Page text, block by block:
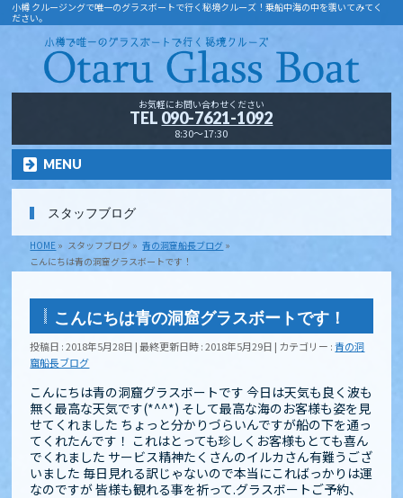
小樽 クルージングで唯一のグラスボートで行く秘境クルーズ！乗船中海の中を覗いてみてく
ださい。
お気軽にお問い合わせください
TEL 090-7621-1092
8:30～17:30
MENU
スタッフブログ
HOME » スタッフブログ » 青の洞窟船長ブログ »
こんにちは青の洞窟グラスボートです！
こんにちは青の洞窟グラスボートです！
投稿日 : 2018年5月28日 最終更新日時 : 2018年5月29日 カテゴリー :青の洞
窟船長ブログ
こんにちは青の洞窟グラスボートです 今日は天気も良く波も
無く最高な天気です(*^^*) そして最高な海のお客様も姿を見
せてくれました️️ ちょっと分かりづらいんですが船の下を通っ
てくれたんです！ これはとっても珍しくお客様もとても喜ん
でくれました サービス精神たくさんのイルカさん有難うござ
いました️ 毎日見れる訳じゃないので本当にこればっかりは運
なのですが 皆様も観れる事を祈って.グラスボートご予約、